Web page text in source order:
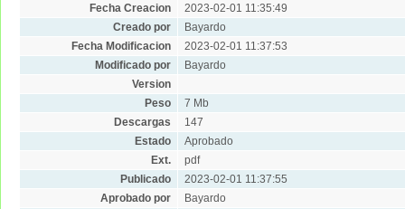
Fecha Creacion
2023-02-01 11:35:49
Creado por
Bayardo
Fecha Modificacion
2023-02-01 11:37:53
Modificado por
Bayardo
Version
Peso
7 Mb
Descargas
147
Estado
Aprobado
Ext.
pdf
Publicado
2023-02-01 11:37:55
Aprobado por
Bayardo